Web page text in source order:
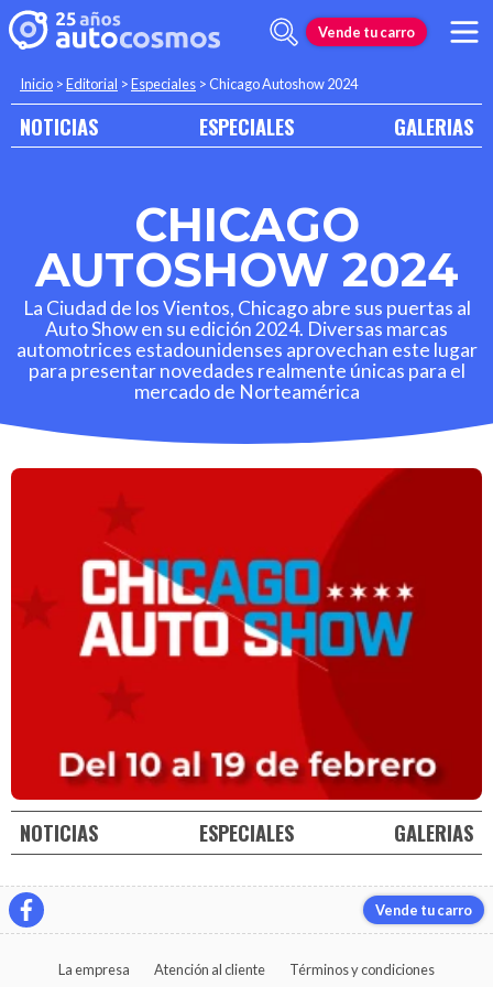
Vende tu carro
Inicio >Editorial >Especiales >Chicago Autoshow 2024
NOTICIAS ESPECIALES GALERIAS
CHICAGO
AUTOSHOW 2024
La Ciudad de los Vientos, Chicago abre sus puertas al
Auto Show en su edición 2024. Diversas marcas
automotrices estadounidenses aprovechan este lugar
para presentar novedades realmente únicas para el
mercado de Norteamérica
NOTICIAS ESPECIALES GALERIAS
Vende tu carro
La empresa Atención al cliente Términos y condiciones